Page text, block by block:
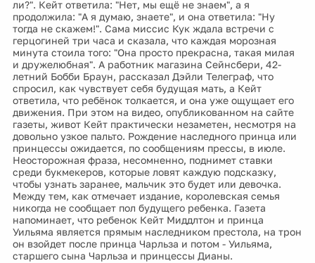
ли?". Кейт ответила: "Нет, мы ещё не знаем", а я
продолжила: "А я думаю, знаете", и она ответила: "Ну
тогда не скажем!". Сама миссис Кук ждала встречи с
герцогиней три часа и сказала, что каждая морозная
минута стоила того: "Она просто прекрасна, такая милая
и дружелюбная". А работник магазина Сейнсбери, 42-
летний Бобби Браун, рассказал Дэйли Телеграф, что
спросил, как чувствует себя будущая мать, а Кейт
ответила, что ребёнок толкается, и она уже ощущает его
движения. При этом на видео, опубликованном на сайте
газеты, живот Кейт практически незаметен, несмотря на
довольно узкое пальто. Рождение наследного принца или
принцессы ожидается, по сообщениям прессы, в июле.
Неосторожная фраза, несомненно, поднимет ставки
среди букмекеров, которые ловят каждую подсказку,
чтобы узнать заранее, мальчик это будет или девочка.
Между тем, как отмечает издание, королевская семья
никогда не сообщает пол будущего ребенка. Газета
напоминает, что ребенок Кейт Миддлтон и принца
Уильяма является прямым наследником престола, на трон
он взойдет после принца Чарльза и потом - Уильяма,
старшего сына Чарльза и принцессы Дианы.